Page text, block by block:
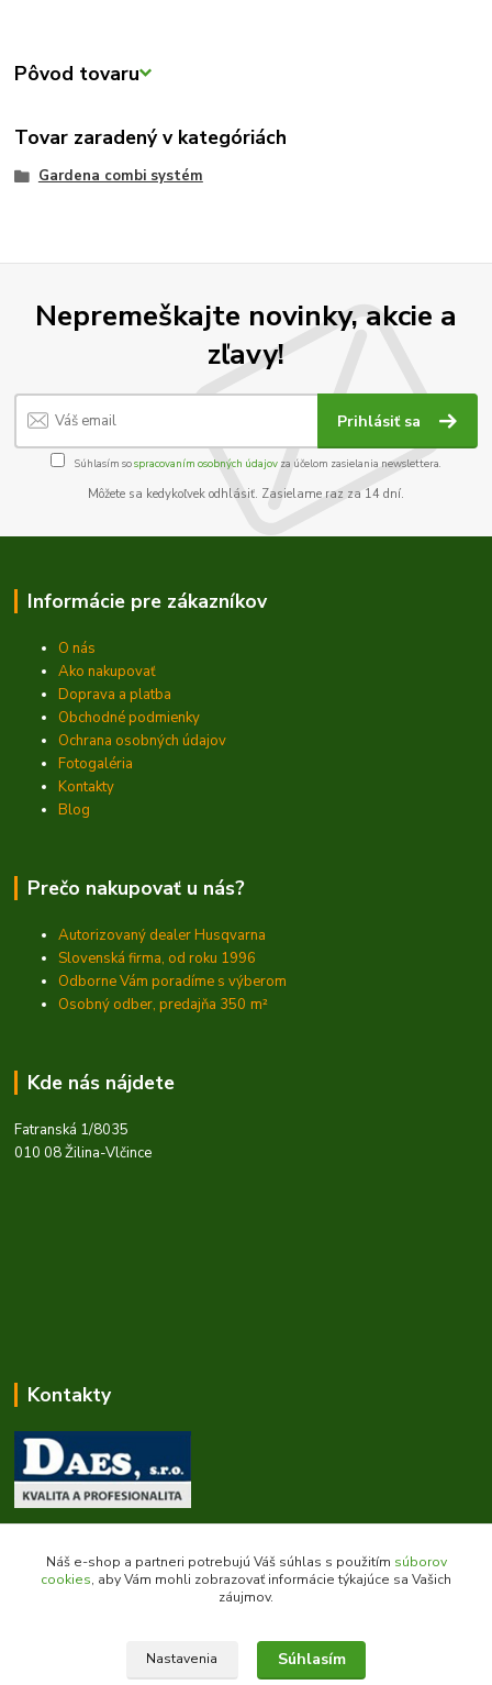
Pôvod tovaru
Tovar zaradený v kategóriách
Gardena combi systém
Nepremeškajte novinky, akcie a
zľavy!
Prihlásiť sa
Súhlasím sospracovaním osobných údajov za účelom zasielania newslettera.
Môžete sa kedykoľvek odhlásiť. Zasielame raz za 14 dní.
Informácie pre zákazníkov
O nás
Ako nakupovať
Doprava a platba
Obchodné podmienky
Ochrana osobných údajov
Fotogaléria
Kontakty
Blog
Prečo nakupovať u nás?
Autorizovaný dealer Husqvarna
Slovenská firma, od roku 1996
Odborne Vám poradíme s výberom
Osobný odber, predajňa 350 m²
Kde nás nájdete
Fatranská 1/8035
010 08 Žilina-Vlčince
Kontakty
Zákaznícka podpora daes.sk
+421 903 707 668
(Po-Pia, 8-16 hod.)
Náš e-shop a partneri potrebujú Váš súhlas s použitím súborov
cookies, aby Vám mohli zobrazovať informácie týkajúce sa Vašich
záujmov.
Nastavenia Súhlasím